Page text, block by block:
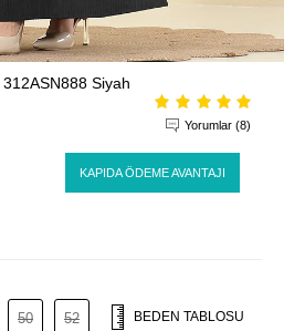
312ASN888 Siyah
Yorumlar (8)
KAPIDA ÖDEME AVANTAJI
50 52 BEDEN TABLOSU